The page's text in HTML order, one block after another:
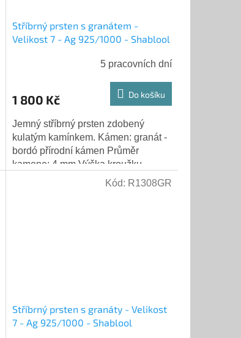
Stříbrný prsten s granátem -
Velikost 7 - Ag 925/1000 - Shablool
5 pracovních dní
1 800 Kč Do košíku
Jemný stříbrný prsten zdobený
kulatým kamínkem. Kámen: granát -
bordó přírodní kámen Průměr
kamene: 4 mm Výška kroužku
prstenu: 6 mm Hmotnost: 3,50 g
Stříbrný prsten s granáty - Velikost
7 - Ag 925/1000 - Shablool
Kód: R1308GR